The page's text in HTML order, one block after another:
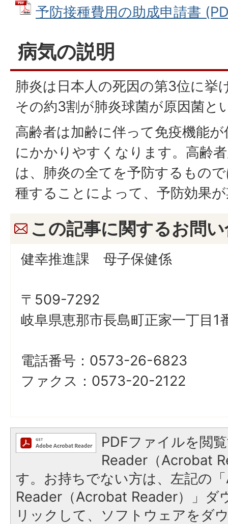
予防接種費用の助成申請書
病気の説明
肺炎は日本人の死因の第3位に挙
その約3割が肺炎球菌が原因菌と
高齢者は加齢に伴って免疫機能
にかかりやすくなります。高齢
は、肺炎の全てを予防するもの
種することによって、予防効果
この記事に関するお問
健幸推進課 母子保健係
〒509-7292
岐阜県恵那市長島町正家一丁目
電話番号：0573-26-6823
ファクス：0573-20-2122
PDFファイルを閲
Reader（Acrobat
す。お持ちでない方は、左記の
Reader（Acrobat Reader）」ダ
リックして、ソフトウェアをダ